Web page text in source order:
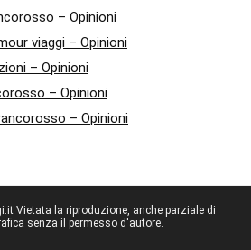
– Opinioni
viaggi – Opinioni
– Opinioni
– Opinioni
– Opinioni
Vietata la riproduzione, anche parziale di
senza il permesso d'autore.